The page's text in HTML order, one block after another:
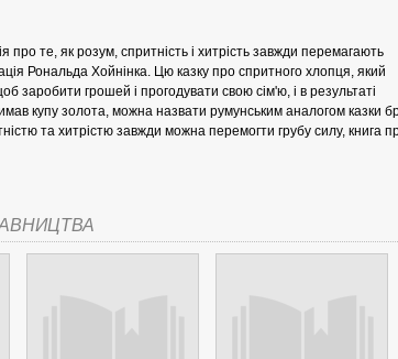
про те, як розум, спритність і хитрість завжди перемагають
Рональда Хойнінка. Цю казку про спритного хлопця, який
заробити грошей і прогодувати свою сім'ю, і в результаті
купу золота, можна назвати румунським аналогом казки
та хитрістю завжди можна перемогти грубу силу, книга